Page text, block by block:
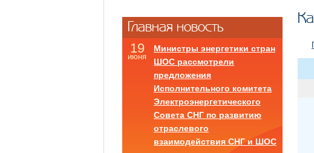
Главная новость
19
июня
Министры энергетики стран
ШОС рассмотрели
предложения
Исполнительного комитета
Электроэнергетического
Совета СНГ по развитию
отраслевого
взаимодействия СНГ и ШОС